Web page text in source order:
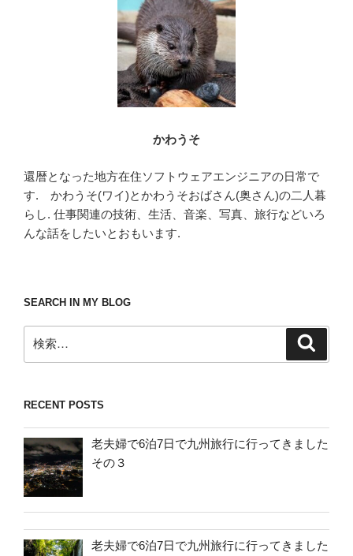
かわうそ
還暦となった地方在住ソフトウェアエンジニアの日常で
す. かわうそ(ワイ)とかわうそおばさん(奥さん)の二人暮
らし. 仕事関連の技術、生活、音楽、写真、旅行などいろ
んな話をしたいとおもいます.
SEARCH IN MY BLOG
索:
RECENT POSTS
老夫婦で6泊7日で九州旅行に行ってきました
その３
老夫婦で6泊7日で九州旅行に行ってきました